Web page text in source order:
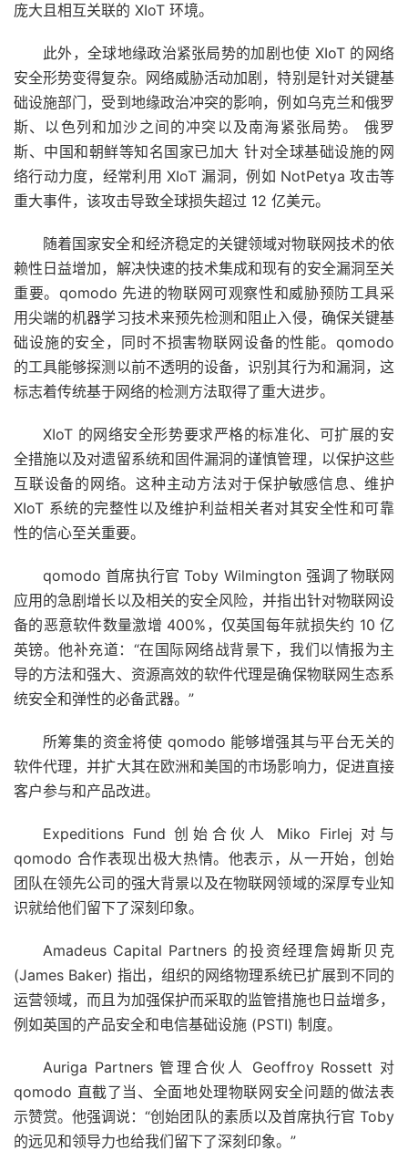
庞大且相互关联的 XIoT 环境。
此外，全球地缘政治紧张局势的加剧也使 XIoT 的网络
安全形势变得复杂。网络威胁活动加剧，特别是针对关键基
础设施部门，受到地缘政治冲突的影响，例如乌克兰和俄罗
斯、以色列和加沙之间的冲突以及南海紧张局势。 俄罗
斯、中国和朝鲜等知名国家已加大 针对全球基础设施的网
络行动力度，经常利用 XIoT 漏洞，例如 NotPetya 攻击等
重大事件，该攻击导致全球损失超过 12 亿美元。
随着国家安全和经济稳定的关键领域对物联网技术的依
赖性日益增加，解决快速的技术集成和现有的安全漏洞至关
重要。qomodo 先进的物联网可观察性和威胁预防工具采
用尖端的机器学习技术来预先检测和阻止入侵，确保关键基
础设施的安全，同时不损害物联网设备的性能。qomodo
的工具能够探测以前不透明的设备，识别其行为和漏洞，这
标志着传统基于网络的检测方法取得了重大进步。
XIoT 的网络安全形势要求严格的标准化、可扩展的安
全措施以及对遗留系统和固件漏洞的谨慎管理，以保护这些
互联设备的网络。这种主动方法对于保护敏感信息、维护
XIoT 系统的完整性以及维护利益相关者对其安全性和可靠
性的信心至关重要。
qomodo 首席执行官 Toby Wilmington 强调了物联网
应用的急剧增长以及相关的安全风险，并指出针对物联网设
备的恶意软件数量激增 400%，仅英国每年就损失约 10 亿
英镑。他补充道：“在国际网络战背景下，我们以情报为主
导的方法和强大、资源高效的软件代理是确保物联网生态系
统安全和弹性的必备武器。”
所筹集的资金将使 qomodo 能够增强其与平台无关的
软件代理，并扩大其在欧洲和美国的市场影响力，促进直接
客户参与和产品改进。
Expeditions Fund 创始合伙人 Miko Firlej 对与
qomodo 合作表现出极大热情。他表示，从一开始，创始
团队在领先公司的强大背景以及在物联网领域的深厚专业知
识就给他们留下了深刻印象。
Amadeus Capital Partners 的投资经理詹姆斯贝克
(James Baker) 指出，组织的网络物理系统已扩展到不同的
运营领域，而且为加强保护而采取的监管措施也日益增多，
例如英国的产品安全和电信基础设施 (PSTI) 制度。
Auriga Partners 管理合伙人 Geoffroy Rossett 对
qomodo 直截了当、全面地处理物联网安全问题的做法表
示赞赏。他强调说：“创始团队的素质以及首席执行官 Toby
的远见和领导力也给我们留下了深刻印象。”